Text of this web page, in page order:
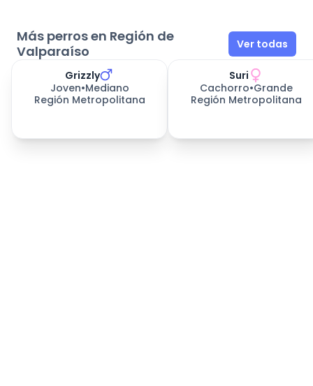
Más perros en Región de
Valparaíso
Ver todas
Grizzly
Joven•Mediano
Región Metropolitana
Suri
Cachorro•Grande
Región Metropolitana